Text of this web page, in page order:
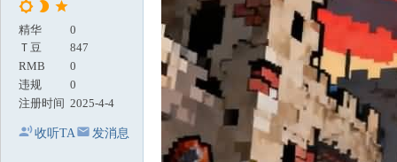
精华
0
Ｔ豆
847
RMB
0
违规
0
注册时间 2025-4-4
收听TA 发消息